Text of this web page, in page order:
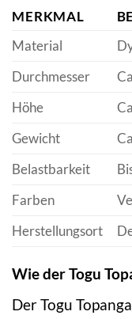
MERKMAL
Material
Durchmesser
Höhe
Gewicht
Belastbarkeit
Farben
Herstellungsort
Wie der Togu
Der Togu